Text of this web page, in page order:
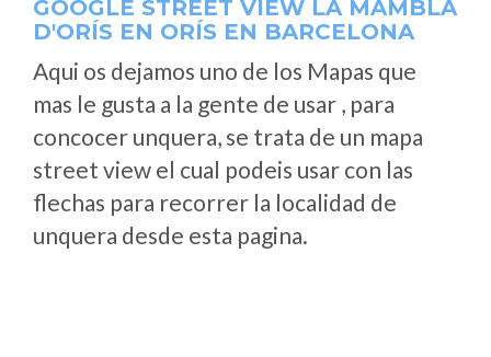
GOOGLE STREET VIEW LA MAMBLA
D'ORÍS EN ORÍS EN BARCELONA
Aqui os dejamos uno de los Mapas que
mas le gusta a la gente de usar , para
concocer unquera, se trata de un mapa
street view el cual podeis usar con las
flechas para recorrer la localidad de
unquera desde esta pagina.